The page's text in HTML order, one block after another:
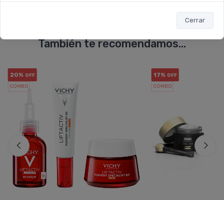
Cerrar
También te recomendamos...
20% OFF
COMBO
17% OFF
COMBO